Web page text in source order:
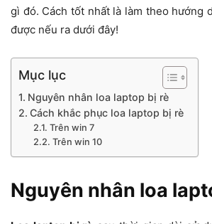
gì đó. Cách tốt nhất là làm theo hướng
được nếu ra dưới đây!
Mục lục
Nguyên nhân loa laptop bị rè
Cách khắc phục loa laptop bị rè
Trên win 7
Trên win 10
Nguyên nhân loa